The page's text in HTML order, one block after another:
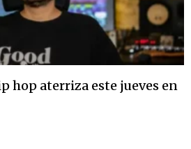
hop aterriza este jueves en